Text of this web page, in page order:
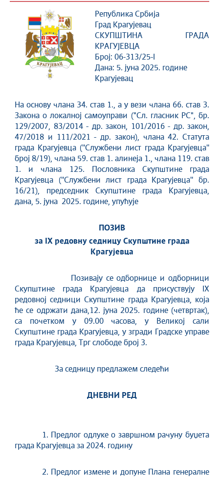
Република Србија
Град Крагујевац
СКУПШТИНА ГРАДА
КРАГУЈЕВЦА
Број: 06-313/25-I
Дана: 5. јуна 2025. године
Крагујевац
На основу члана 34. став 1., а у вези члана 66. став 3.
Закона о локалној самоуправи ("Сл. гласник РС", бр.
129/2007, 83/2014 - др. закон, 101/2016 - др. закон,
47/2018 и 111/2021 - др. закон), члана 42. Статута
града Крагујевца (''Службени лист града Крагујевца''
број 8/19), члана 59. став 1. алинеја 1., члана 119. став
1. и члана 125. Пословника Скупштине града
Крагујевца (''Службени лист града Крагујевца'' бр.
16/21), председник Скупштине града Крагујевца,
дана, 5. јуна 2025. године, упућује
ПОЗИВ
за IX редовну седницу Скупштине града
Крагујевца
Позивају се одборнице и одборници
Скупштине града Крагујевца да присуствују IX
редовној седници Скупштине града Крагујевца, која
ће се одржати дана,12. јуна 2025. године (четвртак),
са почетком у 09.00 часова, у Великој сали
Скупштине града Крагујевца, у згради Градске управе
града Крагујевца, Трг слободе број 3.
За седницу предлажем следећи
ДНЕВНИ РЕД
1. Предлог одлуке о завршном рачуну буџета
града Крагујевца за 2024. годину
2. Предлог измене и допуне Плана генералне